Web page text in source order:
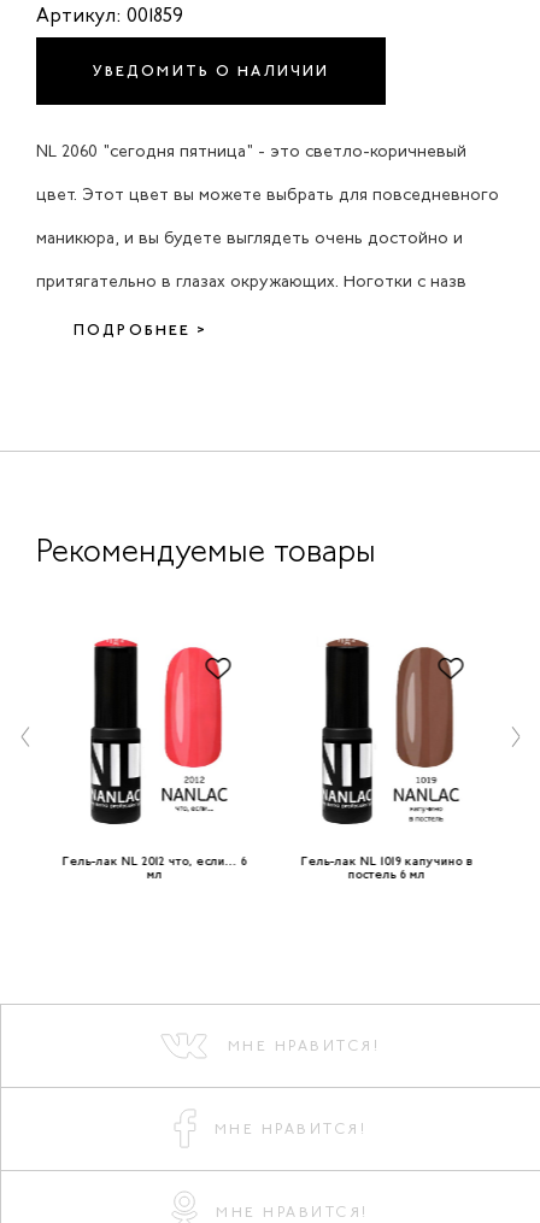
Артикул: 001859
УВЕДОМИТЬ О НАЛИЧИИ
NL 2060 "сегодня пятница" - это светло-коричневый
цвет. Этот цвет вы можете выбрать для повседневного
маникюра, и вы будете выглядеть очень достойно и
притягательно в глазах окружающих. Ноготки с назв
ПОДРОБНЕЕ >
Рекомендуемые товары
Гель-лак NL 2012 что, если… 6
мл
Гель-лак NL 1019 капучино в
постель 6 мл
МНЕ НРАВИТСЯ!
МНЕ НРАВИТСЯ!
МНЕ НРАВИТСЯ!